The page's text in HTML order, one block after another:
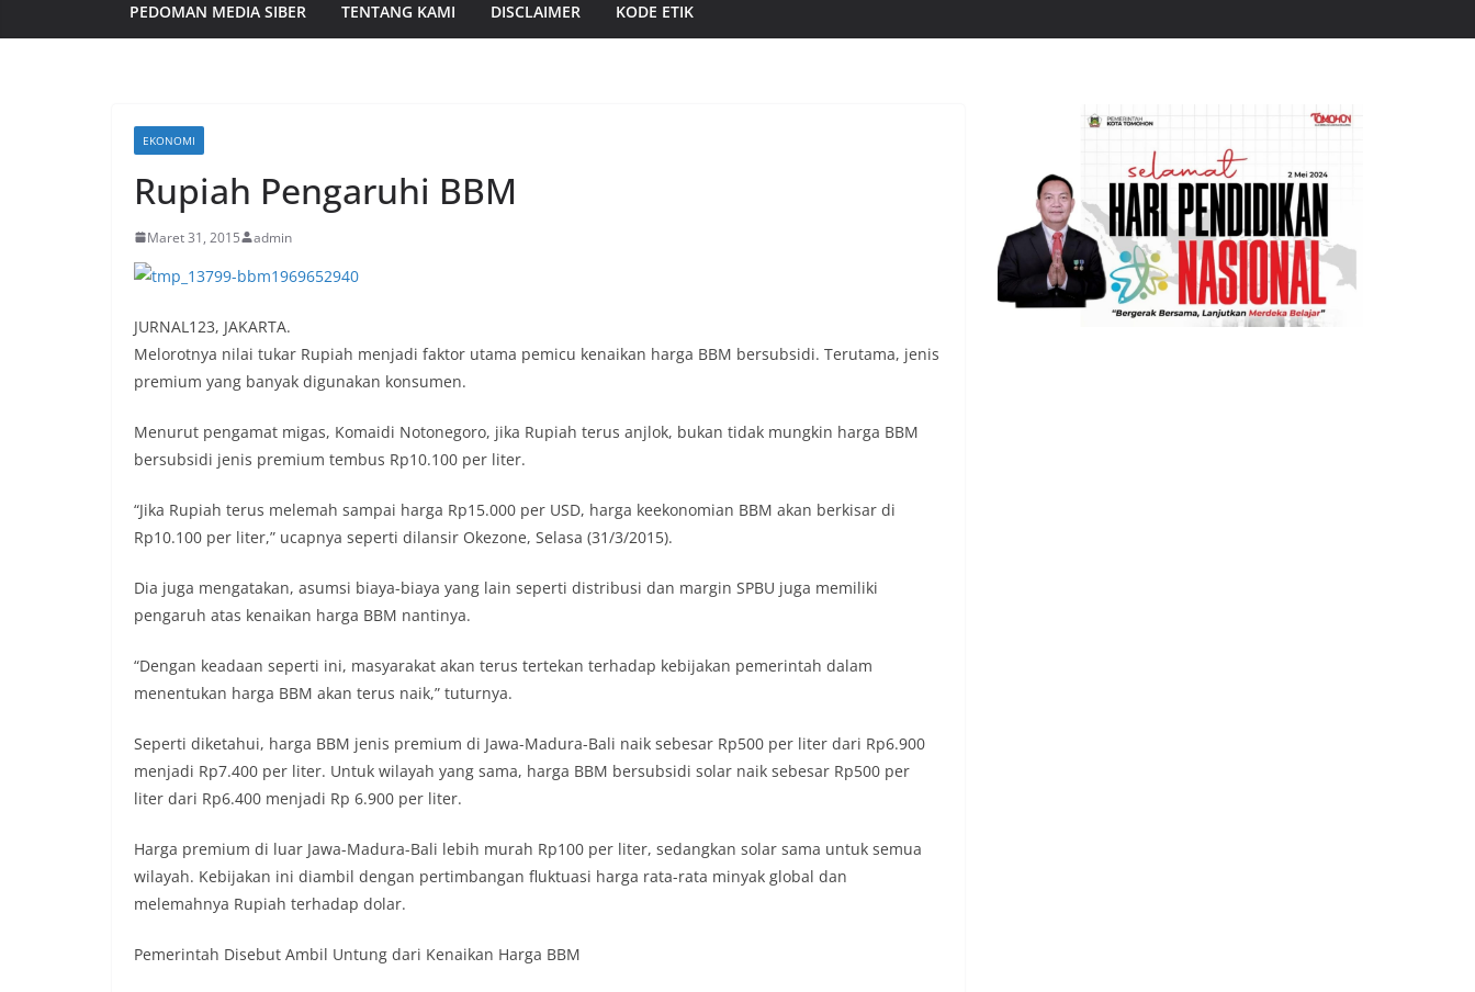
PEDOMAN MEDIA SIBER TENTANG KAMI DISCLAIMER KODE ETIK
EKONOMI
Rupiah Pengaruhi BBM
Maret 31, 2015 admin
JURNAL123, JAKARTA.
Melorotnya nilai tukar Rupiah menjadi faktor utama pemicu kenaikan harga BBM bersubsidi. Terutama, jenis
premium yang banyak digunakan konsumen.
Menurut pengamat migas, Komaidi Notonegoro, jika Rupiah terus anjlok, bukan tidak mungkin harga BBM
bersubsidi jenis premium tembus Rp10.100 per liter.
“Jika Rupiah terus melemah sampai harga Rp15.000 per USD, harga keekonomian BBM akan berkisar di
Rp10.100 per liter,” ucapnya seperti dilansir Okezone, Selasa (31/3/2015).
Dia juga mengatakan, asumsi biaya-biaya yang lain seperti distribusi dan margin SPBU juga memiliki
pengaruh atas kenaikan harga BBM nantinya.
“Dengan keadaan seperti ini, masyarakat akan terus tertekan terhadap kebijakan pemerintah dalam
menentukan harga BBM akan terus naik,” tuturnya.
Seperti diketahui, harga BBM jenis premium di Jawa-Madura-Bali naik sebesar Rp500 per liter dari Rp6.900
menjadi Rp7.400 per liter. Untuk wilayah yang sama, harga BBM bersubsidi solar naik sebesar Rp500 per
liter dari Rp6.400 menjadi Rp 6.900 per liter.
Harga premium di luar Jawa-Madura-Bali lebih murah Rp100 per liter, sedangkan solar sama untuk semua
wilayah. Kebijakan ini diambil dengan pertimbangan fluktuasi harga rata-rata minyak global dan
melemahnya Rupiah terhadap dolar.
Pemerintah Disebut Ambil Untung dari Kenaikan Harga BBM